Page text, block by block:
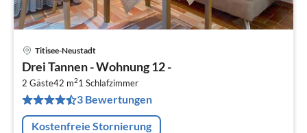
Titisee-Neustadt
Drei Tannen - Wohnung 12 -
2 Gäste42 m21 Schlafzimmer
3 Bewertungen
Kostenfreie Stornierung